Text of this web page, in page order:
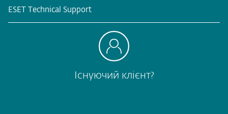
ESET Technical Support
Існуючий клієнт?